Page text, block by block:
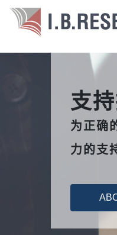
支
为正确
力的支